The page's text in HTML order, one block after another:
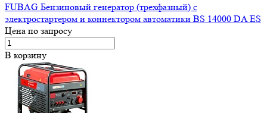
FUBAG Бензиновый генератор (трехфазный) с
электростартером и коннектором автоматики BS 14000 DA ES
Цена по запросу
В корзину